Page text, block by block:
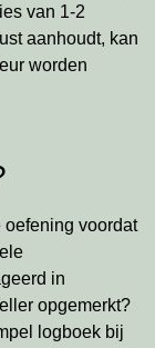
van 1-2
aanhoudt, kan
worden
voordat
in
opgemerkt?
logboek bij